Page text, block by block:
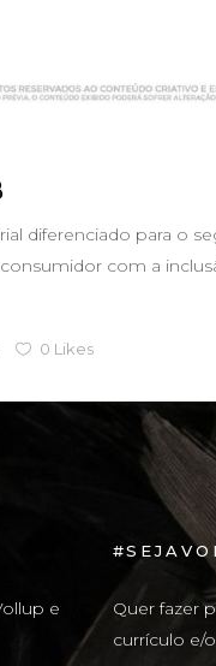
diferenciado para o
com a
0 Likes
e
Quer fazer
currículo e/